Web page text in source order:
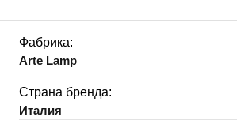
Фабрика:
Arte Lamp
Страна бренда:
Италия